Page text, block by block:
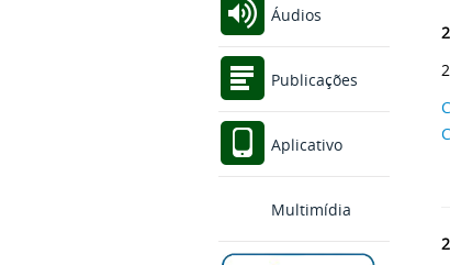
Áudios
Publicações
Aplicativo
Multimídia